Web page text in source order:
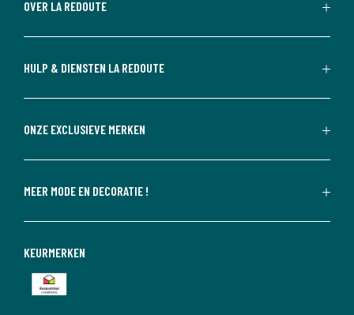
OVER LA REDOUTE
HULP & DIENSTEN LA REDOUTE
ONZE EXCLUSIEVE MERKEN
MEER MODE EN DECORATIE !
KEURMERKEN